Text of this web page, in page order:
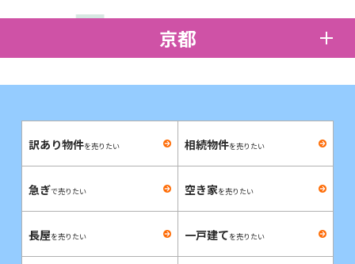
京都
訳あり物件を売りたい 相続物件を売りたい
急ぎで売りたい 空き家を売りたい
長屋を売りたい 一戸建てを売りたい